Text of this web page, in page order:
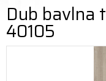
Dub bavlna
40105